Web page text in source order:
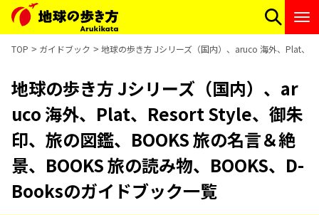
TOP ガイドブック 地球の歩き方 Jシリーズ（国内）、aruco 海外、Plat、
地球の歩き方 Jシリーズ（国内）、ar
uco 海外、Plat、Resort Style、御朱
印、旅の図鑑、BOOKS 旅の名言＆絶
景、BOOKS 旅の読み物、BOOKS、D-
Booksのガイドブック一覧